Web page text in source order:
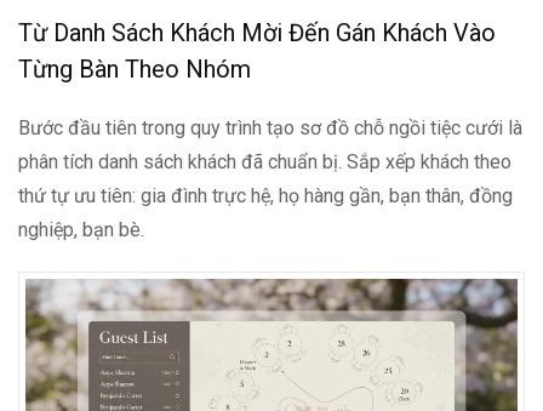
Từ Danh Sách Khách Mời Đến Gán Khách Vào
Từng Bàn Theo Nhóm
Bước đầu tiên trong quy trình tạo sơ đồ chỗ ngồi tiệc cưới là
phân tích danh sách khách đã chuẩn bị. Sắp xếp khách theo
thứ tự ưu tiên: gia đình trực hệ, họ hàng gần, bạn thân, đồng
nghiệp, bạn bè.